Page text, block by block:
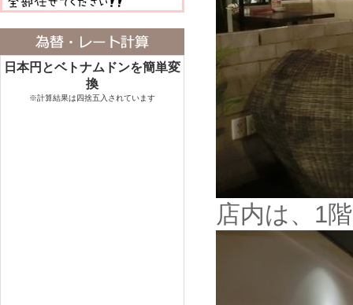
日本円とベトナムドンを簡単変
換
※計算結果は四捨五入されています
店内は、1